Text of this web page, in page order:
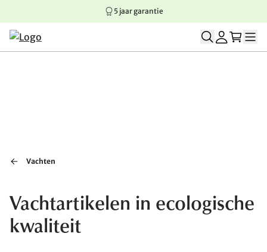
Springen naar hoofdinhoud
Springen naar hoofdnavigatie
Springen naar voettekst
5 jaar garantie
Vachten
Vachtartikelen in ecologische
kwaliteit